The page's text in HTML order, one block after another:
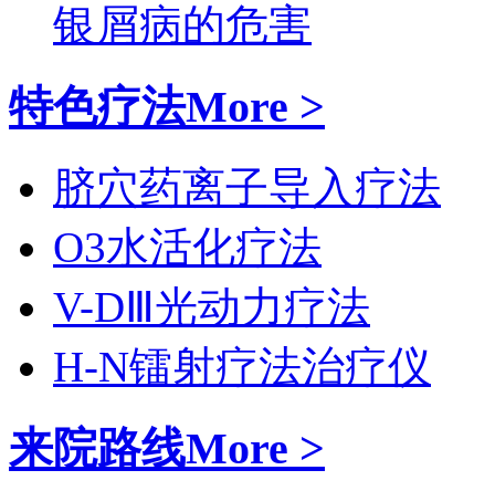
银屑病的危害
特色疗法More >
脐穴药离子导入疗法
O3水活化疗法
V-DⅢ光动力疗法
H-N镭射疗法治疗仪
来院路线More >